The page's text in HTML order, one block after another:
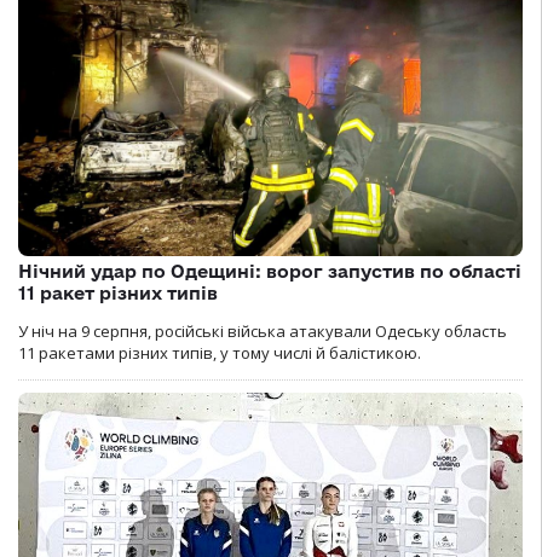
Нічний удар по Одещині: ворог запустив по області
11 ракет різних типів
У ніч на 9 серпня, російські війська атакували Одеську область
11 ракетами різних типів, у тому числі й балістикою.